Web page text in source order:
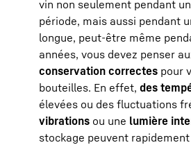
vin non seulement pendant
période, mais aussi pendant
longue, peut-être même
années, vous devez penser
conservation correctes pour
bouteilles. En effet, des
élevées ou des fluctuations
vibrations ou une lumière
stockage peuvent